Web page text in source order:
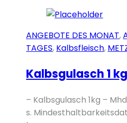
ANGEBOTE DES MONAT,
TAGES, Kalbsfleisch,
Kalbsgulasch 1 kg
– Kalbsgulasch 1kg –
s.